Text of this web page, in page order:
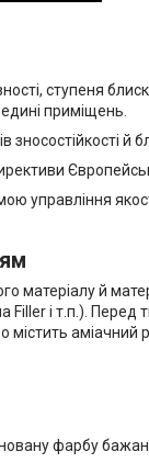
ступеня
приміщень.
й
управління
й
Filler і т.п.).
аміачний
фарбу